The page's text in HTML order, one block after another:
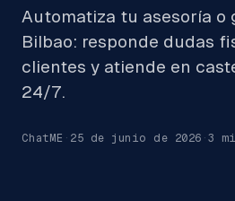
Automatiza tu asesoría o
Bilbao: responde dudas
clientes y atiende en
24/7.
ChatME · 25 de junio de 2026 · 3